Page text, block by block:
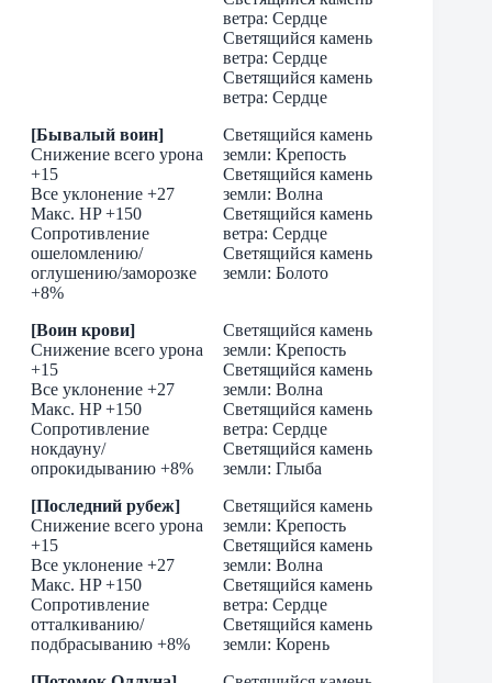
ветра: Сердце
Cветящийся камень
ветра: Сердце
Cветящийся камень
ветра: Сердце
[Бывалый воин]
Снижение всего урона
+15
Все уклонение +27
Макс. HP +150
Сопротивление
ошеломлению/
оглушению/заморозке
+8%
Светящийся камень
земли: Крепость
Светящийся камень
земли: Волна
Cветящийся камень
ветра: Сердце
Светящийся камень
земли: Болото
[Воин крови]
Снижение всего урона
+15
Все уклонение +27
Макс. HP +150
Сопротивление
нокдауну/
опрокидыванию +8%
Светящийся камень
земли: Крепость
Светящийся камень
земли: Волна
Cветящийся камень
ветра: Сердце
Светящийся камень
земли: Глыба
[Последний рубеж]
Снижение всего урона
+15
Все уклонение +27
Макс. HP +150
Сопротивление
отталкиванию/
подбрасыванию +8%
Светящийся камень
земли: Крепость
Светящийся камень
земли: Волна
Cветящийся камень
ветра: Сердце
Светящийся камень
земли: Корень